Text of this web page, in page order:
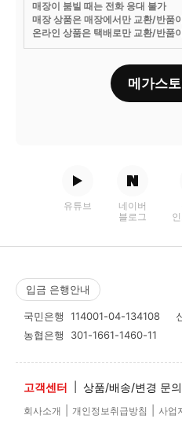
매장이 붐빌 때는 전화 응대 불가
매장 상품은 매장에서만 교환/반품
온라인 상품은 택배로만 교환/반품
메가스
유튜브
네이버
블로그
입금 은행안내
국민은행 114001-04-134108
농협은행 301-1661-1460-11
고객센터 상품/배송/변경 문의
회사소개 개인정보취급방침 사업